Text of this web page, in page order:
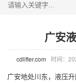
广安
cdlifter.com 时间：
广安地处川东，液压